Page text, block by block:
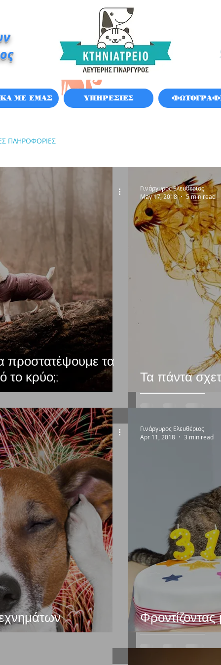
ΜΕ ΕΜΑΣ ΥΠΗΡΕΣΙΕΣ
ΠΛΗΡΟΦΟΡΙΕΣ
τα
το κρύο;;
Γινάργυρος Ελευθέριος
May 17, 2018
5 min read
Τα πάντα
Γινάργυρος Ελευθέριος
Apr 11, 2018
3 min read
Φροντίζοντας